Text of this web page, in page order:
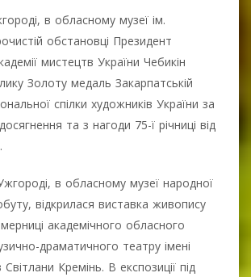
в обласному музеї ім.
обстановці Президент
мистецтв України Чебикін
Золоту медаль Закарпатській
спілки художників України за
та з нагоди 75-ї річниці від
в обласному музеї народної
відкрилася виставка живопису
академічного обласного
драматичного театру імені
Світлани Кремінь. В експозиції під